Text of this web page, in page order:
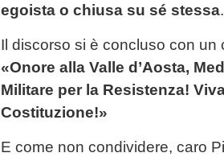
egoista o chiusa su sé stessa.
Il discorso si è concluso con un
«Onore alla Valle d’Aosta,
Militare per la Resistenza!
Costituzione!»
E come non condividere, caro